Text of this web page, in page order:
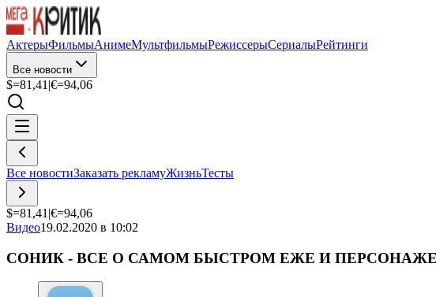
АктерыФильмыАнимеМультфильмыРежиссерыСериалыРейтинги
Все новости
$=81,41 |€=94,06
Все новостиЗаказать рекламуЖизньТесты
$=81,41 |€=94,06
Видео19.02.2020 в 10:02
СОНИК - ВСЕ О САМОМ БЫСТРОМ ЕЖЕ И